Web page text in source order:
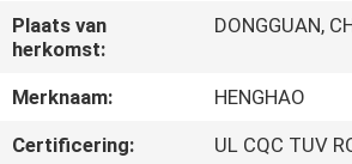
SHOW
OVER
ONS
Plaats van
herkomst:
DONGGUAN,
Merknaam:
HENGHAO
Certificering:
UL CQC TUV